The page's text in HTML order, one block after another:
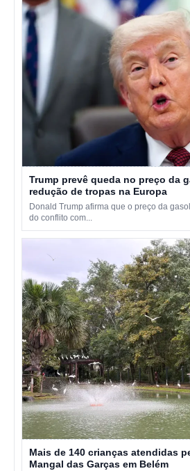
Trump prevê queda no preço da
redução de tropas na Europa
Donald Trump afirma que o preço da
do conflito com...
Mais de 140 crianças atendidas
Mangal das Garças em Belém